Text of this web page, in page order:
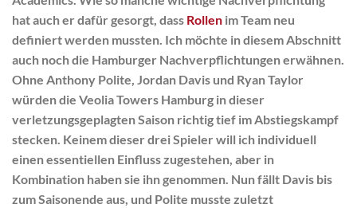
hat auch er dafür gesorgt, dass Rollen im Team neu
definiert werden mussten. Ich möchte in diesem Abschnitt
auch noch die Hamburger Nachverpflichtungen erwähnen.
Ohne Anthony Polite, Jordan Davis und Ryan Taylor
würden die Veolia Towers Hamburg in dieser
verletzungsgeplagten Saison richtig tief im Abstiegskampf
stecken. Keinem dieser drei Spieler will ich individuell
einen essentiellen Einfluss zugestehen, aber in
Kombination haben sie ihn genommen. Nun fällt Davis bis
zum Saisonende aus, und Polite musste zuletzt